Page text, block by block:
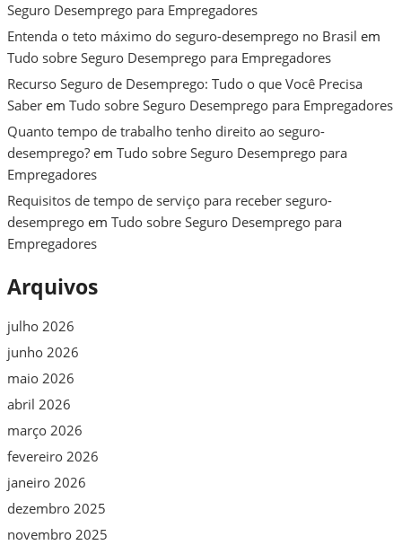
Seguro Desemprego para Empregadores
Entenda o teto máximo do seguro-desemprego no Brasil em
Tudo sobre Seguro Desemprego para Empregadores
Recurso Seguro de Desemprego: Tudo o que Você Precisa
Saber em Tudo sobre Seguro Desemprego para Empregadores
Quanto tempo de trabalho tenho direito ao seguro-
desemprego? em Tudo sobre Seguro Desemprego para
Empregadores
Requisitos de tempo de serviço para receber seguro-
desemprego em Tudo sobre Seguro Desemprego para
Empregadores
Arquivos
julho 2026
junho 2026
maio 2026
abril 2026
março 2026
fevereiro 2026
janeiro 2026
dezembro 2025
novembro 2025